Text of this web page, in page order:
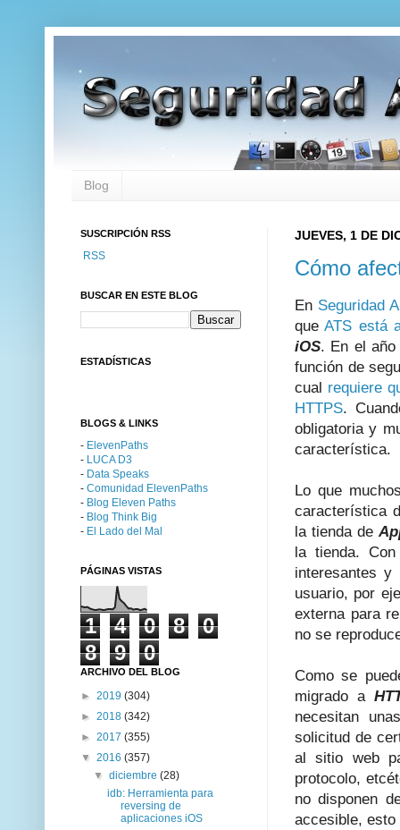
Blog
JUEVES, 1 DE
Cómo
En Seguridad
queATS está
iOS. En el
función de
cual requiere
HTTPS.
obligatoria y
característica.
Lo que
característica
la tienda de
la tienda.
interesantes
usuario, por
externa para
no se
Como se
migrado a
necesitan
solicitud de
al sitio web
protocolo,
no disponen
accesible, esto
SUSCRIPCIÓN RSS
RSS
BUSCAR EN ESTE BLOG
ESTADÍSTICAS
BLOGS & LINKS
- ElevenPaths
- LUCA D3
- Data Speaks
- Comunidad ElevenPaths
- Blog Eleven Paths
- Blog Think Big
- El Lado del Mal
PÁGINAS VISTAS
1 4 0 8
0
8
9 0
ARCHIVO DEL BLOG
► 2019 (304)
► 2018 (342)
► 2017 (355)
▼ 2016 (357)
▼diciembre(28)
idb: Herramienta para
reversing de
aplicaciones iOS